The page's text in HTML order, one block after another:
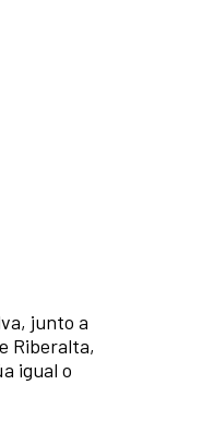
junto a
Riberalta,
igual o